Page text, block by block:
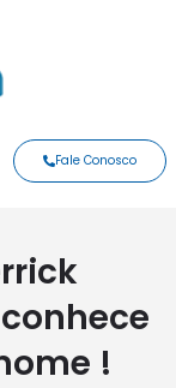
Fale Conosco
!